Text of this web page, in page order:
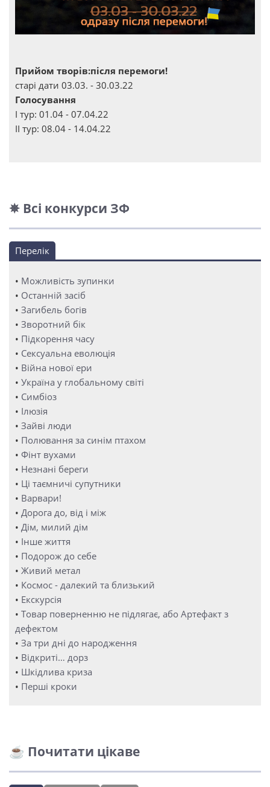
Прийом творів:після перемоги!
старі дати 03.03. - 30.03.22
Голосування
І тур: 01.04 - 07.04.22
ІІ тур: 08.04 - 14.04.22
✵ Всі конкурси ЗФ
Перелік
• Можливість зупинки
• Останній засіб
• Загибель богів
• Зворотний бік
• Підкорення часу
• Сексуальна еволюція
• Війна нової ери
• Україна у глобальному світі
• Симбіоз
• Ілюзія
• Зайві люди
• Полювання за синім птахом
• Фінт вухами
• Незнані береги
• Ці таємничі супутники
• Варвари!
• Дорога до, від і між
• Дім, милий дім
• Інше життя
• Подорож до себе
• Живий метал
• Космос - далекий та близький
• Екскурсія
• Товар поверненню не підлягає, або Артефакт з
дефектом
• За три дні до народження
• Відкриті… дорз
• Шкідлива криза
• Перші кроки
☕ Почитати цікаве